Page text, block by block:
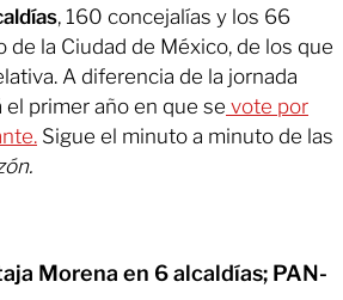
, 160 concejalías y los 66
de la Ciudad de México, de los que
A diferencia de la jornada
primer año en que se vote por
Sigue el minuto a minuto de las
Morena en 6 alcaldías; PAN-